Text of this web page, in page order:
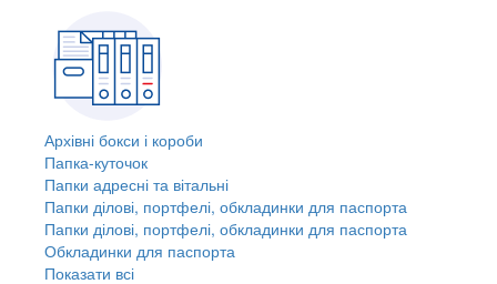
Архівні бокси і короби
Папка-куточок
Папки адресні та вітальні
Папки ділові, портфелі, обкладинки для паспорта
Папки ділові, портфелі, обкладинки для паспорта
Обкладинки для паспорта
Показати всі